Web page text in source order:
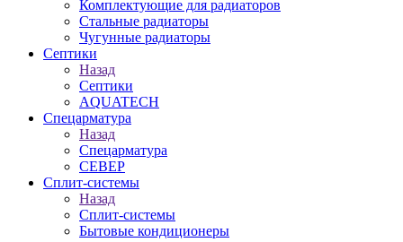
Комплектующие для радиаторов
Стальные радиаторы
Чугунные радиаторы
Септики
Назад
Септики
AQUATECH
Спецарматура
Назад
Спецарматура
СЕВЕР
Сплит-системы
Назад
Сплит-системы
Бытовые кондиционеры